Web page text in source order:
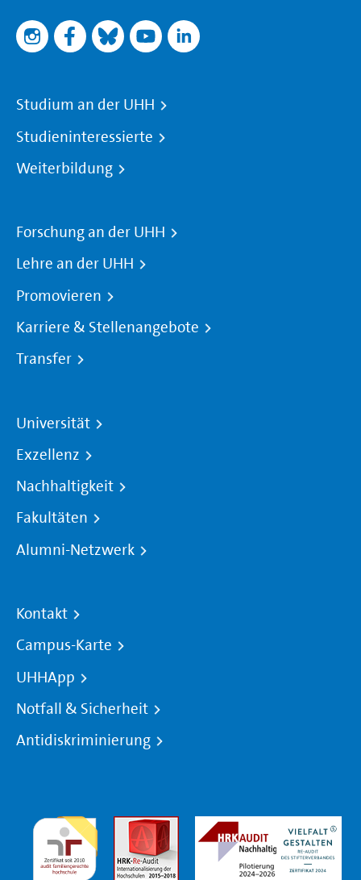
Studium an der UHH
Studieninteressierte
Weiterbildung
Forschung an der UHH
Lehre an der UHH
Promovieren
Karriere & Stellenangebote
Transfer
Universität
Exzellenz
Nachhaltigkeit
Fakultäten
Alumni-Netzwerk
Kontakt
Campus-Karte
UHHApp
Notfall & Sicherheit
Antidiskriminierung